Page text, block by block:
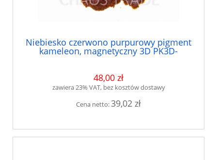
Niebiesko czerwono purpurowy pigment
kameleon, magnetyczny 3D PK3D-
NICEP9734
48,00 zł
zawiera 23% VAT, bez kosztów dostawy
Cena netto:39,02 zł